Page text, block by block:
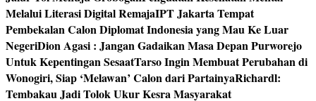
Melalui Literasi Digital RemajaIPT Jakarta Tempat
Pembekalan Calon Diplomat Indonesia yang Mau Ke Luar
NegeriDion Agasi : Jangan Gadaikan Masa Depan Purworejo
Untuk Kepentingan SesaatTarso Ingin Membuat Perubahan di
Wonogiri, Siap ‘Melawan’ Calon dari PartainyaRichardl:
Tembakau Jadi Tolok Ukur Kesra Masyarakat